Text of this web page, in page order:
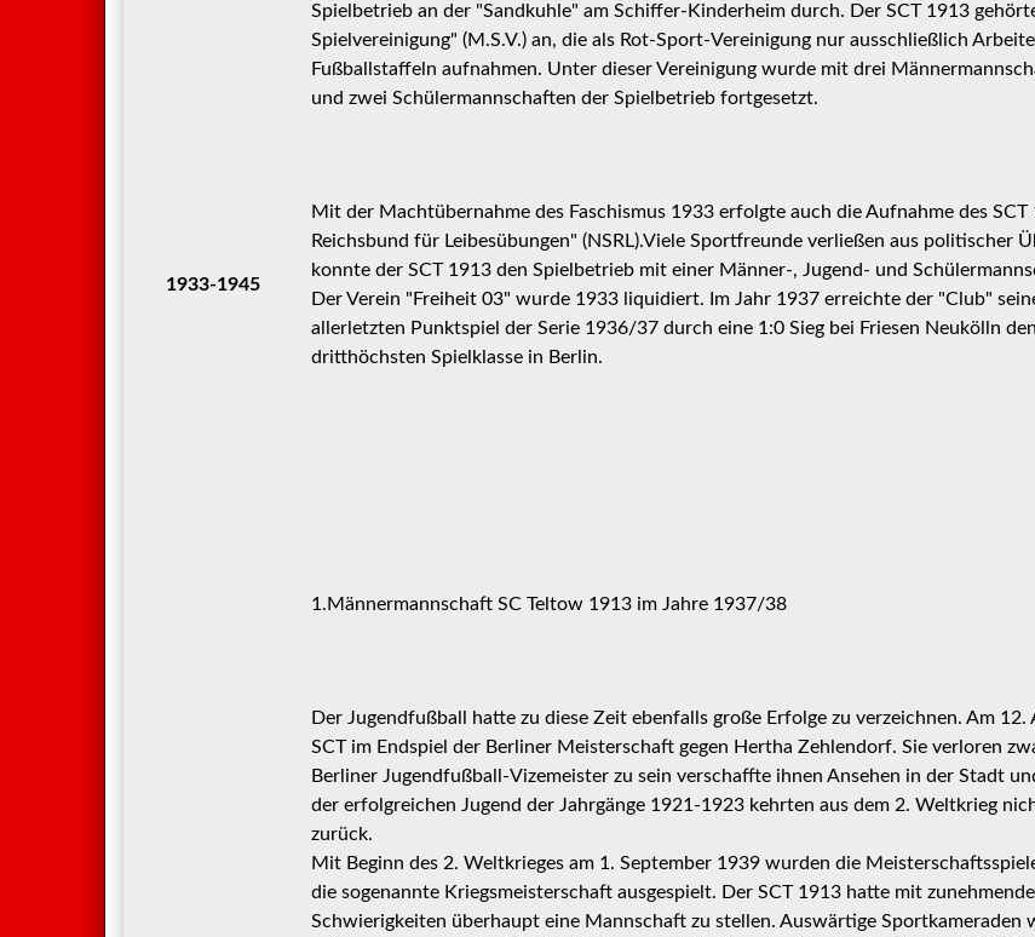
Spielbetrieb an der "Sandkuhle" am Schiffer-Kinderheim durch. Der SCT 1913
Spielvereinigung" (M.S.V.) an, die als Rot-Sport-Vereinigung nur ausschließlich
Fußballstaffeln aufnahmen. Unter dieser Vereinigung wurde mit drei
und zwei Schülermannschaften der Spielbetrieb fortgesetzt.
1933-1945
Mit der Machtübernahme des Faschismus 1933 erfolgte auch die Aufnahme des
Reichsbund für Leibesübungen" (NSRL).Viele Sportfreunde verließen aus politischer
konnte der SCT 1913 den Spielbetrieb mit einer Männer-, Jugend- und
Der Verein "Freiheit 03" wurde 1933 liquidiert. Im Jahr 1937 erreichte der "Club"
allerletzten Punktspiel der Serie 1936/37 durch eine 1:0 Sieg bei Friesen Neukölln
dritthöchsten Spielklasse in Berlin.
1.Männermannschaft SC Teltow 1913 im Jahre 1937/38
Der Jugendfußball hatte zu diese Zeit ebenfalls große Erfolge zu verzeichnen. Am
SCT im Endspiel der Berliner Meisterschaft gegen Hertha Zehlendorf. Sie verloren
Berliner Jugendfußball-Vizemeister zu sein verschaffte ihnen Ansehen in der Stadt
der erfolgreichen Jugend der Jahrgänge 1921-1923 kehrten aus dem 2. Weltkrieg
zurück.
Mit Beginn des 2. Weltkrieges am 1. September 1939 wurden die
die sogenannte Kriegsmeisterschaft ausgespielt. Der SCT 1913 hatte mit
Schwierigkeiten überhaupt eine Mannschaft zu stellen. Auswärtige Sportkameraden